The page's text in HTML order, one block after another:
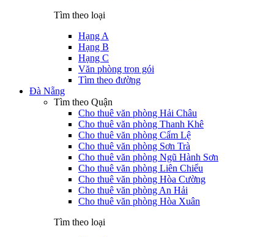
Tìm theo loại
Hạng A
Hạng B
Hạng C
Văn phòng trọn gói
Tìm theo đường
Đà Nẵng
Tìm theo Quận
Cho thuê văn phòng Hải Châu
Cho thuê văn phòng Thanh Khê
Cho thuê văn phòng Cẩm Lệ
Cho thuê văn phòng Sơn Trà
Cho thuê văn phòng Ngũ Hành Sơn
Cho thuê văn phòng Liên Chiểu
Cho thuê văn phòng Hòa Cường
Cho thuê văn phòng An Hải
Cho thuê văn phòng Hòa Xuân
Tìm theo loại